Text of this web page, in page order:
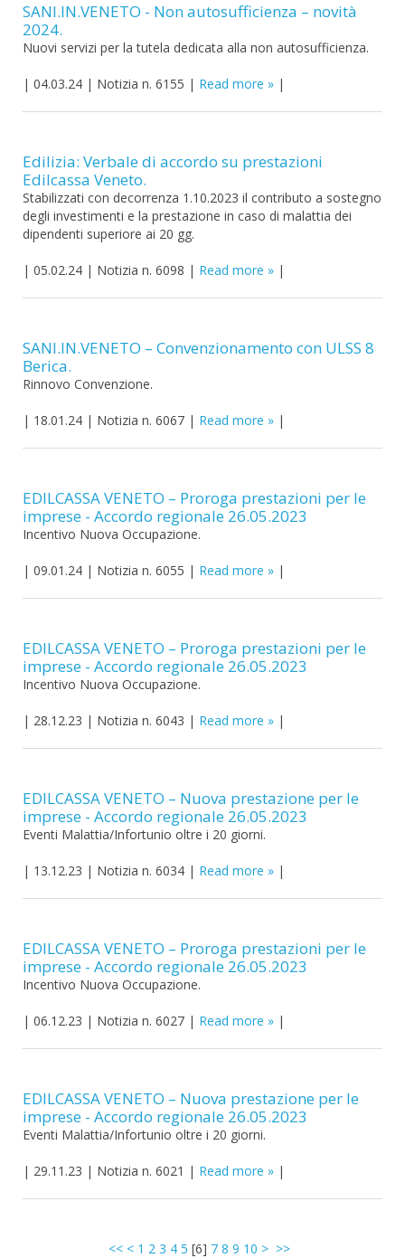
SANI.IN.VENETO - Non autosufficienza – novità
2024.
Nuovi servizi per la tutela dedicata alla non autosufficienza.
| 04.03.24 | Notizia n. 6155 | Read more |
Edilizia: Verbale di accordo su prestazioni
Edilcassa Veneto.
Stabilizzati con decorrenza 1.10.2023 il contributo a sostegno
degli investimenti e la prestazione in caso di malattia dei
dipendenti superiore ai 20 gg.
| 05.02.24 | Notizia n. 6098 | Read more |
SANI.IN.VENETO – Convenzionamento con ULSS 8
Berica.
Rinnovo Convenzione.
| 18.01.24 | Notizia n. 6067 | Read more |
EDILCASSA VENETO – Proroga prestazioni per le
imprese - Accordo regionale 26.05.2023
Incentivo Nuova Occupazione.
| 09.01.24 | Notizia n. 6055 | Read more |
EDILCASSA VENETO – Proroga prestazioni per le
imprese - Accordo regionale 26.05.2023
Incentivo Nuova Occupazione.
| 28.12.23 | Notizia n. 6043 | Read more |
EDILCASSA VENETO – Nuova prestazione per le
imprese - Accordo regionale 26.05.2023
Eventi Malattia/Infortunio oltre i 20 giorni.
| 13.12.23 | Notizia n. 6034 | Read more |
EDILCASSA VENETO – Proroga prestazioni per le
imprese - Accordo regionale 26.05.2023
Incentivo Nuova Occupazione.
| 06.12.23 | Notizia n. 6027 | Read more |
EDILCASSA VENETO – Nuova prestazione per le
imprese - Accordo regionale 26.05.2023
Eventi Malattia/Infortunio oltre i 20 giorni.
| 29.11.23 | Notizia n. 6021 | Read more |
<< < 1 2 3 4 5 [6] 7 8 9 10 > >>